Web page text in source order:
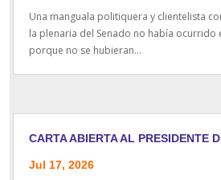
Una manguala politiquera y clientelista
la plenaria del Senado no había ocurrido
porque no se hubieran...
CARTA ABIERTA AL PRESIDENTE
Jul 17, 2026